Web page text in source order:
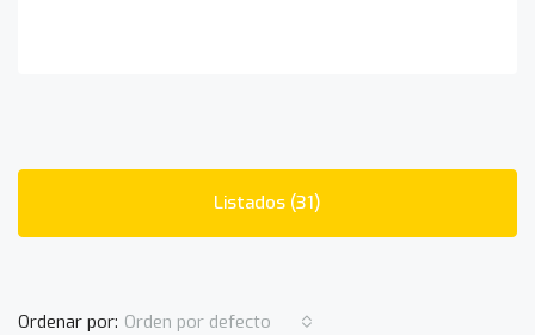
Listados (31)
Ordenar por: Orden por defecto